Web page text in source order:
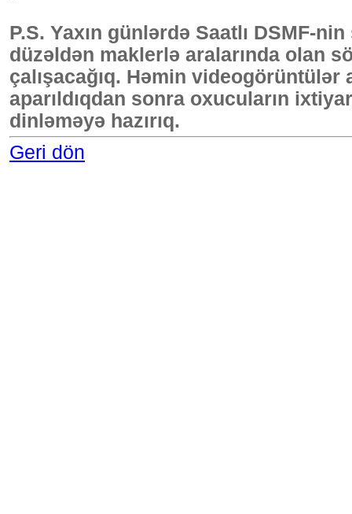
P.S. Yaxın günlərdə Saatlı DSMF-
düzəldən maklerlə aralarında olan
çalışacağıq. Həmin
aparıldıqdan sonra oxucuların
dinləməyə hazırıq.
Geri dön